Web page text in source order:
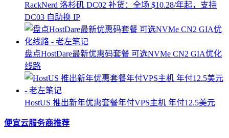
RackNerd 洛杉矶 DC02 补货：全场 $10.28/年起，支持
DC03 自助换 IP
盘点HostDare最新优惠码套餐 可选NVMe CN2 GIA优化
线路
HostUS 推出新年优惠套餐年付VPS主机 年付12.5美元
便宜云服务商推荐